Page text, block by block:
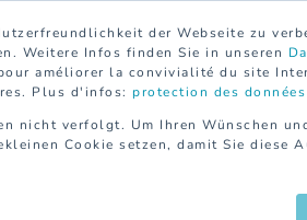
der Webseite zu
Weitere Infos finden Sie in unseren
améliorer la convivialité du site
Plus d'infos: protection des
nicht verfolgt. Um Ihren Wünschen
Cookie setzen, damit Sie diese